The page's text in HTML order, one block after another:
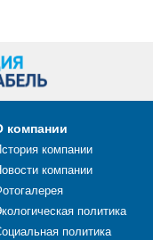
компании
компании
компании
политика
политика